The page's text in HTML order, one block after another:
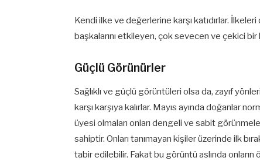
Kendi ilke ve değerlerine karşı katıdırlar.
başkalarını etkileyen, çok sevecen ve çekici bir
Güçlü Görünürler
Sağlıklı ve güçlü görüntüleri olsa da, zayıf
karşı karşıya kalırlar. Mayıs ayında doğanlar
üyesi olmaları onları dengeli ve sabit
sahiptir. Onları tanımayan kişiler üzerinde ilk
tabir edilebilir. Fakat bu görüntü aslında